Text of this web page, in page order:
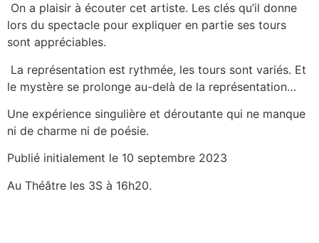
On a plaisir à écouter cet artiste. Les clés qu’il donne
lors du spectacle pour expliquer en partie ses tours
sont appréciables.
La représentation est rythmée, les tours sont variés. Et
le mystère se prolonge au-delà de la représentation…
Une expérience singulière et déroutante qui ne manque
ni de charme ni de poésie.
Publié initialement le 10 septembre 2023
Au Théâtre les 3S à 16h20.